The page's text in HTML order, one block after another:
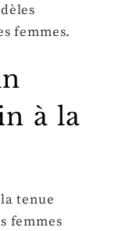
femmes.
à la
tenue
femmes